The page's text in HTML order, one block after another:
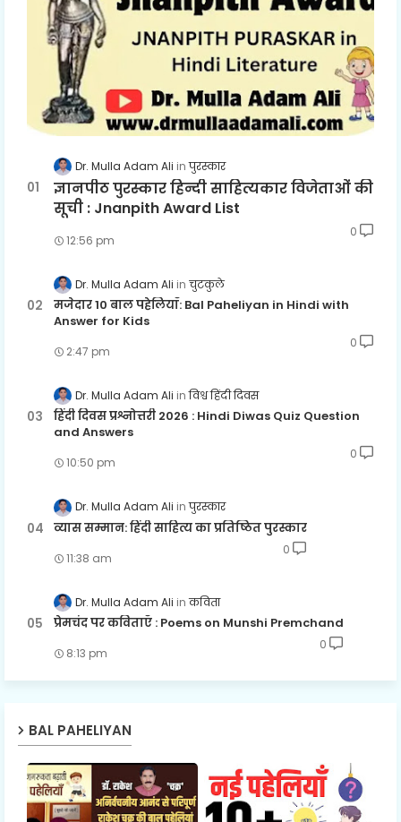
Dr. Mulla Adam Ali पुरस्कार
ज्ञानपीठ पुरस्कार हिन्दी साहित्यकार विजेताओं की
सूची : Jnanpith Award List
12:56 pm
0
Dr. Mulla Adam Ali चुटकुले
मजेदार 10 बाल पहेलियाँ: Bal Paheliyan in Hindi with
Answer for Kids
2:47 pm
0
Dr. Mulla Adam Ali विश्व हिंदी दिवस
हिंदी दिवस प्रश्नोत्तरी 2026 : Hindi Diwas Quiz Question
and Answers
10:50 pm
0
Dr. Mulla Adam Ali पुरस्कार
व्यास सम्मान: हिंदी साहित्य का प्रतिष्ठित पुरस्कार
11:38 am
0
Dr. Mulla Adam Ali कविता
प्रेमचंद पर कविताएँ : Poems on Munshi Premchand
8:13 pm
0
BAL PAHELIYAN